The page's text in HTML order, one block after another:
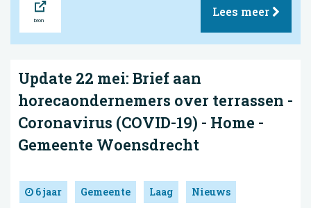
Lees meer
Update 22 mei: Brief aan
horecaondernemers over terrassen -
Coronavirus (COVID-19) - Home -
Gemeente Woensdrecht
6 jaar Gemeente Laag Nieuws